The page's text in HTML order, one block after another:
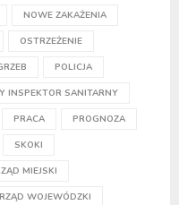
NOWE ZAKAŻENIA
OSTRZEŻENIE
POLICJA
INSPEKTOR SANITARNY
PRACA PROGNOZA
SKOKI
MIEJSKI
WOJEWÓDZKI